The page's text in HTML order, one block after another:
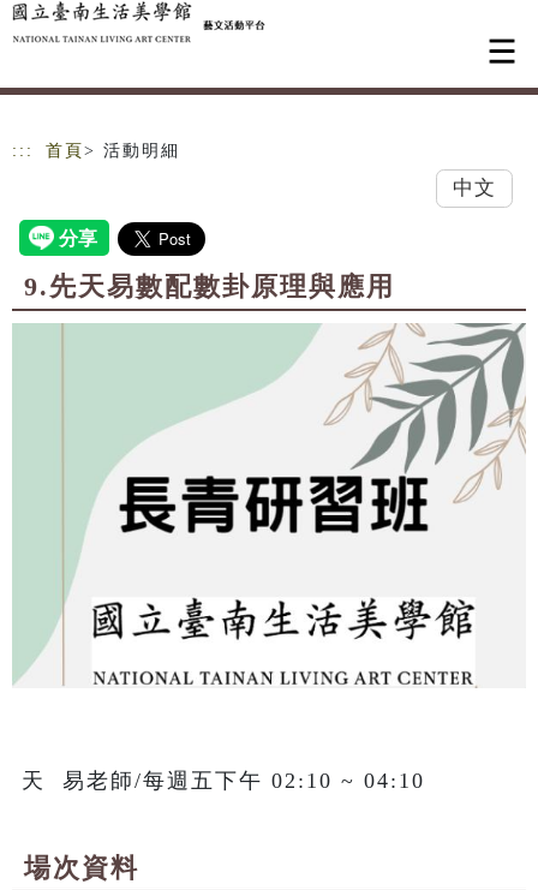
跳到主要內容
網站導覽
::: 首頁 > 活動明細
中文
9.先天易數配數卦原理與應用
天  易老師/每週五下午 02:10 ~ 04:10
場次資料